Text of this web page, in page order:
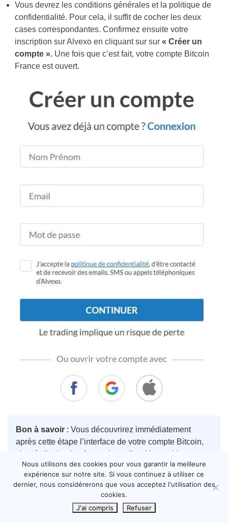
Vous devrez les conditions générales et la politique de
confidentialité. Pour cela, il suffit de cocher les deux
cases correspondantes. Confirmez ensuite votre
inscription sur Alvexo en cliquant sur sur « Créer un
compte ». Une fois que c’est fait, votre compte Bitcoin
France est ouvert.
Bon à savoir : Vous découvrirez immédiatement
après cette étape l’interface de votre compte Bitcoin,
c’est à dire la plateforme de trading Alvexo. Vous y
trouverez un compte de démo trading qui vous
permettra de tester la plateforme.
Créer un Compte
Nous utilisons des cookies pour vous garantir la meilleure
expérience sur notre site. Si vous continuez à utiliser ce
dernier, nous considérerons que vous acceptez l'utilisation des
cookies.
J'ai compris
Refuser